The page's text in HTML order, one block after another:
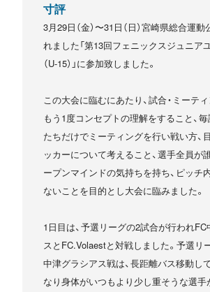
寸評
3月29日（金）〜31日（日）宮崎県総合運
れました「第13回フェニックスジュニア
（U-15）」に参加致しました。
この大会に臨むにあたり、試合・ミーテ
もう1度コンセプトの理解をすること、
たちだけでミーティングを行い戦い方、
ッカーについて考えること、選手全員が
ープンマインドの気持ちを持ち、ピッチ
ないことを目的とし大会に臨みました。
1日目は、予選リーグの2試合が行われ
スとFC.Volaestと対戦しました。予選リ
中津グラシアス戦は、長距離バス移動し
なり身体がいつもより少し重そうな選手